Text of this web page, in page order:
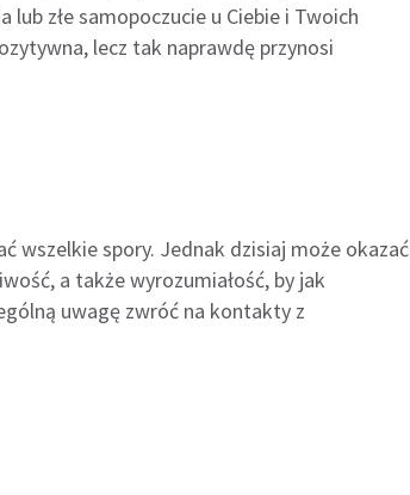
złe samopoczucie u Ciebie i Twoich
lecz tak naprawdę przynosi
wszelkie spory. Jednak dzisiaj może okazać
a także wyrozumiałość, by jak
uwagę zwróć na kontakty z